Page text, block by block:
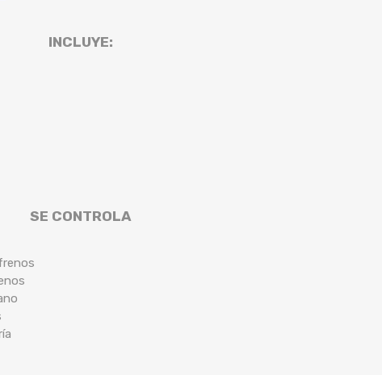
INCLUYE:
SE CONTROLA